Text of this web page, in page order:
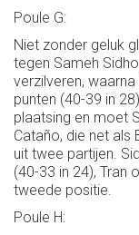
Poule G:
Niet zonder geluk
tegen Sameh
verzilveren,
punten (40-39 in
plaatsing en moet
Cataño, die net als
uit twee partijen.
(40-33 in 24), Tran
tweede positie.
Poule H: